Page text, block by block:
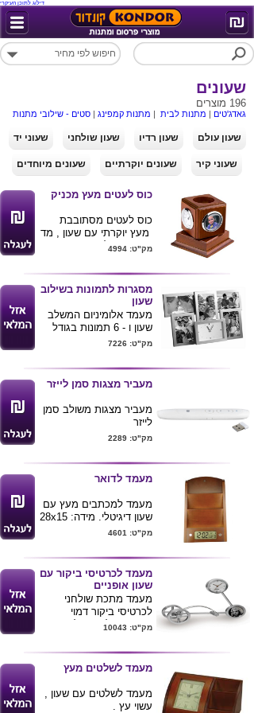
דילוג לתוכן העיקרי
שעונים
196 מוצרים
גאדג'טים | מתנות לבית | מתנות קמפינג | סטים - שילובי מתנות
שעון עולם שעון רדיו שעון שולחני שעוני יד
שעוני קיר שעונים יוקרתיים שעונים מיוחדים
כוס לעטים מעץ מכניק
כוס לעטים מסתובבת
מעץ יוקרתי עם שעון , מד
טמפ' ומד לחות. ניתן
מגווןעטי המתכתשלנו.
גודל של הבסיס: 12x12
ס''מ
גובה : 14.5 ס''מ
מק"ט: 4994
מסגרות לתמונות בשילוב
שעון
מעמד אלומיניום המשלב
שעון ו - 6 תמונות בגודל
10X15
בלוגו חברה
מק"ט: 7226
מעביר מצגות סמן לייזר
מעביר מצגות משולב סמן
לייזר
המוצר נטען באמצעות
מגיע בקופסא
ניתן למתג את המוצר
מק"ט: 2289
מעמד לדואר
מעמד למכתבים מעץ עם
שעון דיגיטלי. מידה: 28x15
ס"מ
מק"ט: 4601
מעמד לכרטיסי ביקור עם
שעון אופניים
מעמד מתכת שולחני
לכרטיסי ביקור דמוי
אופניים תלת בשילוב שעון
מק"ט: 10043
מעמד לשלטים מעץ
מעמד לשלטים עם שעון ,
עשוי עץ .